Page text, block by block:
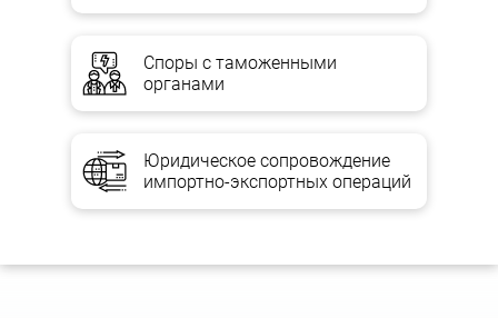
Профессиональные юристы, в багаже которых десятки
Юридические услуги самого высокого качества;
Всесторонняя поддержка специалистов различного
профиля от юристов до аудиторов;
Споры с таможенными
органами
Юридическое сопровождение
импортно-экспортных операций